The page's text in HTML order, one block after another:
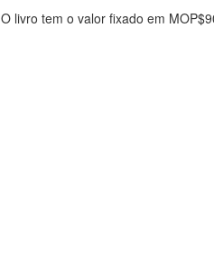
O livro tem o valor fixado em